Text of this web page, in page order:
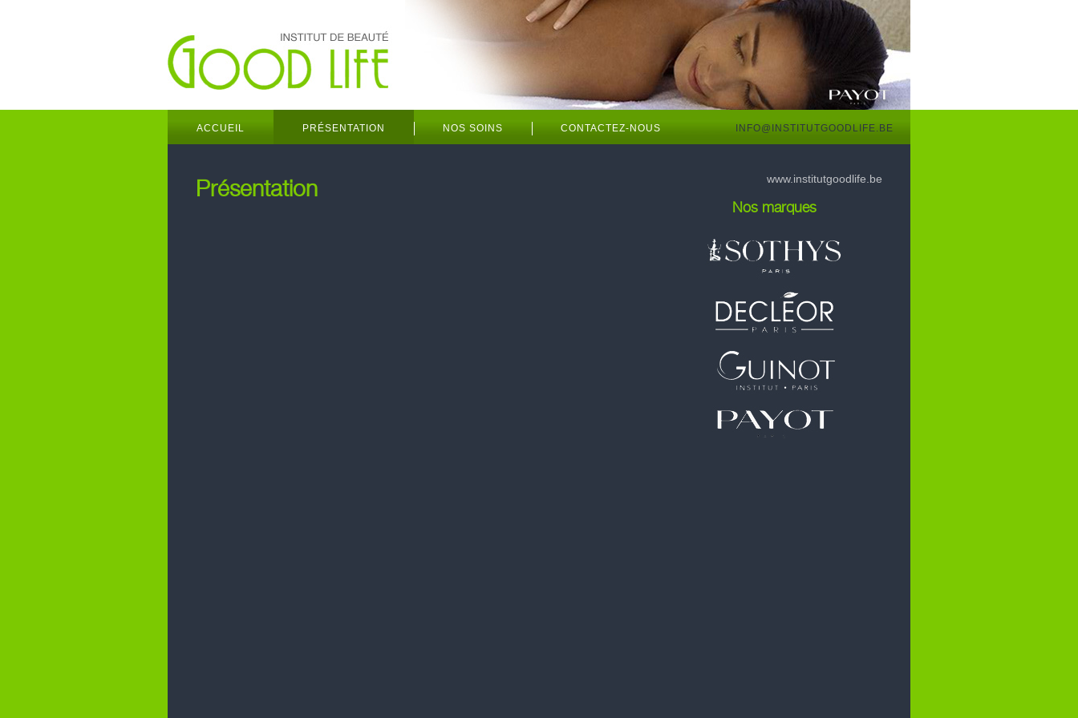
ACCUEIL PRÉSENTATION NOS SOINS CONTACTEZ-NOUS INFO@INSTITUTGOODLIFE.BE
Présentation www.institutgoodlife.be
Nos marques